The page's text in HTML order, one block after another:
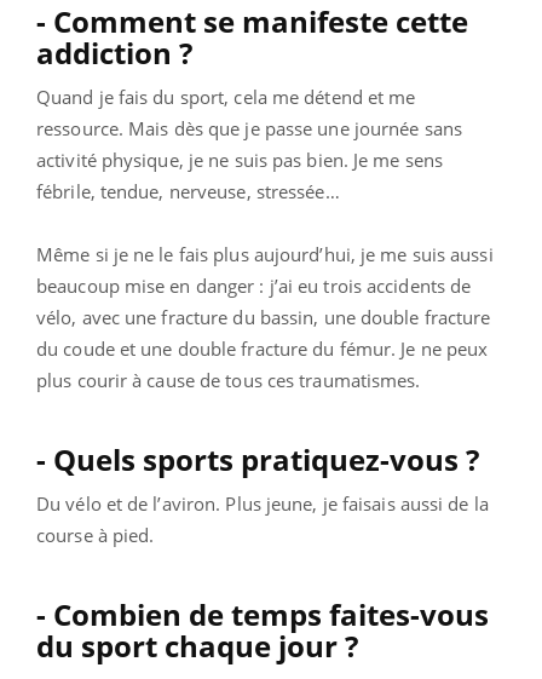
- Comment se manifeste cette
addiction ?
Quand je fais du sport, cela me détend et me
ressource. Mais dès que je passe une journée sans
activité physique, je ne suis pas bien. Je me sens
fébrile, tendue, nerveuse, stressée…
Même si je ne le fais plus aujourd’hui, je me suis aussi
beaucoup mise en danger : j’ai eu trois accidents de
vélo, avec une fracture du bassin, une double fracture
du coude et une double fracture du fémur. Je ne peux
plus courir à cause de tous ces traumatismes.
- Quels sports pratiquez-vous ?
Du vélo et de l’aviron. Plus jeune, je faisais aussi de la
course à pied.
- Combien de temps faites-vous
du sport chaque jour ?